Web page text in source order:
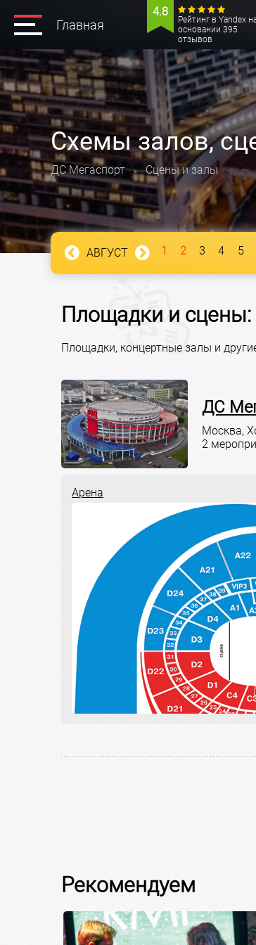
Главная
4.8
Рейтинг в Yandex
основании 395
отзывов
Схемы залов,
ДС Мегаспорт > Сцены и залы
АВГУСТ 1 2 3 4 5
Площадки и сцены:
Площадки, концертные залы и
ДС
Москва,
2
Арена
Рекомендуем